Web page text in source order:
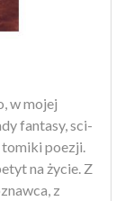
w mojej
fantasy, sci-
poezji.
na życie. Z
z